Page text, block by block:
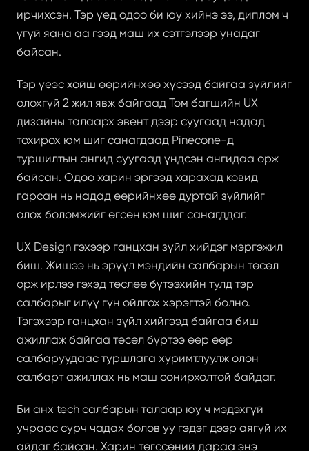
ирчихсэн. Тэр үед одоо би юу хийнэ ээ, диплом ч
үгүй яана аа гээд маш их сэтгэлээр унадаг
байсан.
Тэр үеэс хойш өөрийнхөө хүсээд байгаа зүйлийг
олохгүй 2 жил явж байгаад Том багшийн UX
дизайны талаарх эвент дээр суугаад надад
тохирох юм шиг санагдаад Pinecone-д
туршилтын ангид суугаад үндсэн ангидаа орж
байсан. Одоо харин эргээд харахад ковид
гарсан нь надад өөрийнхөө дуртай зүйлийг
олох боломжийг өгсөн юм шиг санагддаг.
UX Design гэхээр ганцхан зүйл хийдэг мэргэжил
биш. Жишээ нь эрүүл мэндийн салбарын төсөл
орж ирлээ гэхэд төслөө бүтээхийн тулд тэр
салбарыг илүү гүн ойлгох хэрэгтэй болно.
Тэгэхээр ганцхан зүйл хийгээд байгаа биш
ажиллаж байгаа төсөл бүртээ өөр өөр
салбаруудаас туршлага хуримтлуулж олон
салбарт ажиллах нь маш сонирхолтой байдаг.
Би анх tech салбарын талаар юу ч мэдэхгүй
учраас сурч чадах болов уу гэдэг дээр аягүй их
айдаг байсан. Харин төгссөний дараа энэ